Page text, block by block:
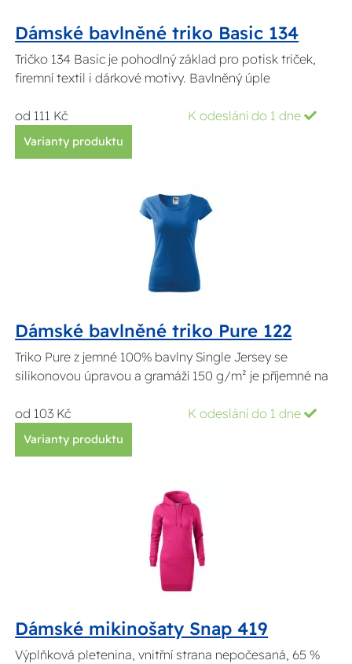
Dámské bavlněné triko Basic 134
Tričko 134 Basic je pohodlný základ pro potisk triček,
firemní textil i dárkové motivy. Bavlněný úple
od 111 Kč K odeslání do 1 dne
Varianty produktu
Dámské bavlněné triko Pure 122
Triko Pure z jemné 100% bavlny Single Jersey se
silikonovou úpravou a gramáží 150 g/m² je příjemné na
od 103 Kč K odeslání do 1 dne
Varianty produktu
Dámské mikinošaty Snap 419
Výplňková pletenina, vnitřní strana nepočesaná, 65 %